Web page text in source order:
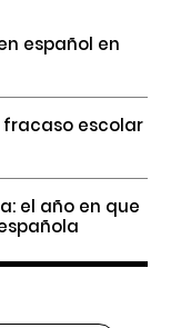
español en
escolar
el año en que